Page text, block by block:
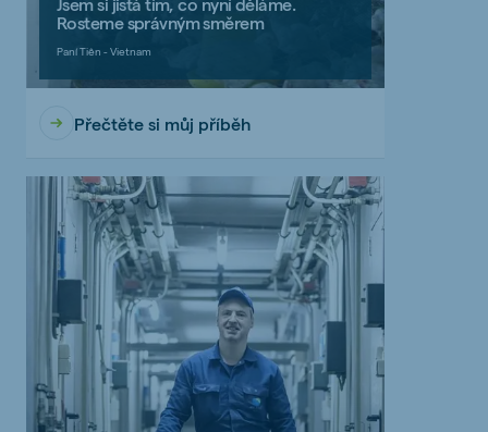
Jsem si jistá tím, co nyní děláme.
Rosteme správným směrem
Paní Tiên - Vietnam
Přečtěte si můj příběh